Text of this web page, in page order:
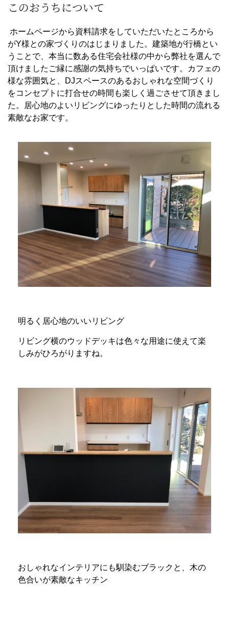
このおうちについて
ホームページから資料請求をしていただいたところから
がY様との家づくりのはじまりました。建築地が行橋とい
うことで、本当に数ある住宅会社様の中から弊社を選んで
頂けましたご縁に感謝の気持ちでいっぱいです。カフェの
様な雰囲気と、DJスペースのあるおしゃれな空間づくり
をコンセプトに打合せの時間も楽しく過ごさせて頂きまし
た。居心地のよいリビングにゆったりとした時間の流れる
素敵なお家です。
明るく居心地のいいリビング
リビング横のウッドデッキは色々な用途に使えて楽
しみがひろがりますね。
おしゃれなインテリアにも馴染むブラックと、木の
色合いが素敵なキッチン